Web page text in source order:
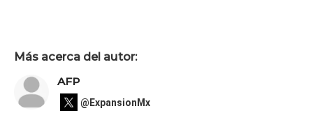
Más acerca del autor:
AFP
@ExpansionMx